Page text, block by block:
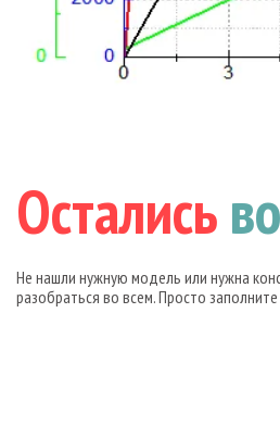
Остались
Не нашли нужную модель или нужна
разобраться во всем. Просто